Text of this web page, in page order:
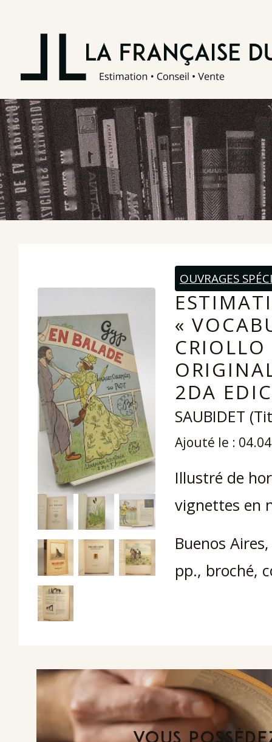
OUVRAGES
«
2DA
SAUBIDET
Ajouté le :
Illustré de
vignettes en
Buenos
pp., broché,